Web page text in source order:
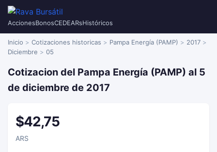
AccionesBonosCEDEARsHistóricos
Inicio Cotizaciones historicas Pampa Energía (PAMP)
2017
Diciembre
05
Cotizacion del Pampa Energía (PAMP) al 5
de diciembre de 2017
$42,75
ARS